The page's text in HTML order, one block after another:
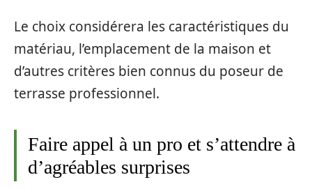
Le choix considérera les caractéristiques du
matériau, l’emplacement de la maison et
d’autres critères bien connus du poseur de
terrasse professionnel.
Faire appel à un pro et s’attendre à
d’agréables surprises